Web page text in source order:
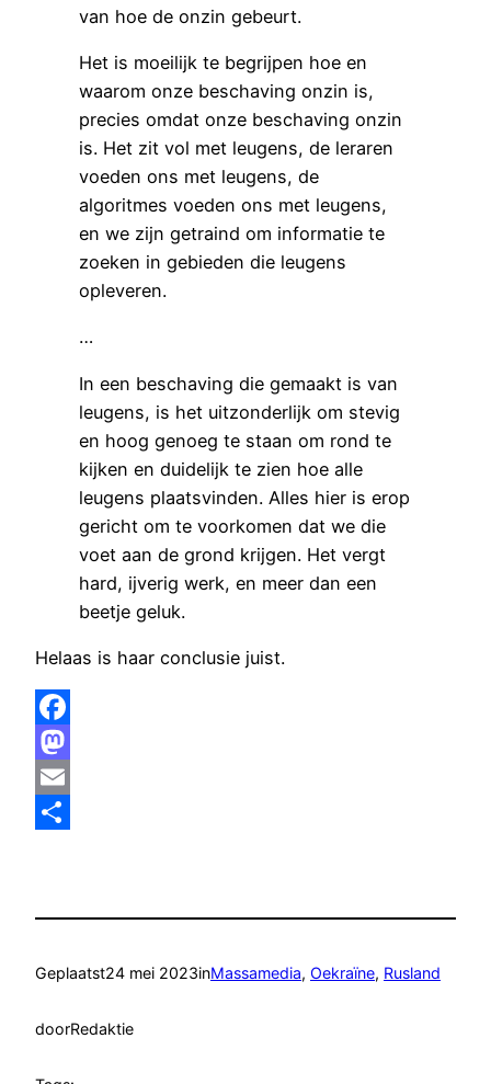
van hoe de onzin gebeurt.
Het is moeilijk te begrijpen hoe en
waarom onze beschaving onzin is,
precies omdat onze beschaving onzin
is. Het zit vol met leugens, de leraren
voeden ons met leugens, de
algoritmes voeden ons met leugens,
en we zijn getraind om informatie te
zoeken in gebieden die leugens
opleveren.
…
In een beschaving die gemaakt is van
leugens, is het uitzonderlijk om stevig
en hoog genoeg te staan om rond te
kijken en duidelijk te zien hoe alle
leugens plaatsvinden. Alles hier is erop
gericht om te voorkomen dat we die
voet aan de grond krijgen. Het vergt
hard, ijverig werk, en meer dan een
beetje geluk.
Helaas is haar conclusie juist.
Facebook
Mastodon
Email
Geplaatst24 mei 2023inMassamedia, Oekraïne, Rusland
doorRedaktie